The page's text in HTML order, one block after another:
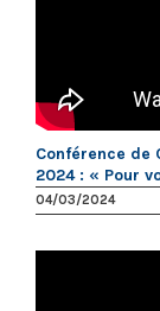
Conférence de
2024 : « Pour
04/03/2024